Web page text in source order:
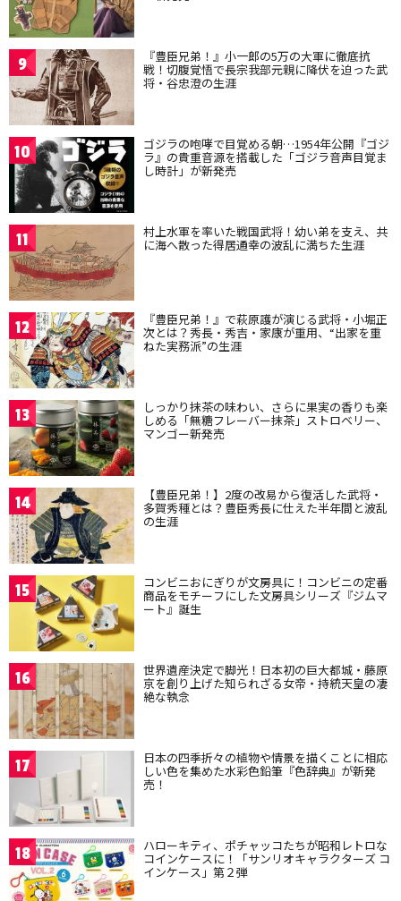
9 『豊臣兄弟！』小一郎の5万の大軍に徹底抗
戦！切腹覚悟で長宗我部元親に降伏を迫った武
将・谷忠澄の生涯
10 ゴジラの咆哮で目覚める朝…1954年公開『ゴジ
ラ』の貴重音源を搭載した「ゴジラ音声目覚ま
し時計」が新発売
11 村上水軍を率いた戦国武将！幼い弟を支え、共
に海へ散った得居通幸の波乱に満ちた生涯
12 『豊臣兄弟！』で萩原護が演じる武将・小堀正
次とは？秀長・秀吉・家康が重用、“出家を重
ねた実務派”の生涯
13 しっかり抹茶の味わい、さらに果実の香りも楽
しめる「無糖フレーバー抹茶」ストロベリー、
マンゴー新発売
14 【豊臣兄弟！】2度の改易から復活した武将・
多賀秀種とは？豊臣秀長に仕えた半年間と波乱
の生涯
15 コンビニおにぎりが文房具に！コンビニの定番
商品をモチーフにした文房具シリーズ『ジムマ
ート』誕生
16 世界遺産決定で脚光！日本初の巨大都城・藤原
京を創り上げた知られざる女帝・持統天皇の凄
絶な執念
17 日本の四季折々の植物や情景を描くことに相応
しい色を集めた水彩色鉛筆『色辞典』が新発
売！
18 ハローキティ、ポチャッコたちが昭和レトロな
コインケースに！「サンリオキャラクターズ コ
インケース」第２弾